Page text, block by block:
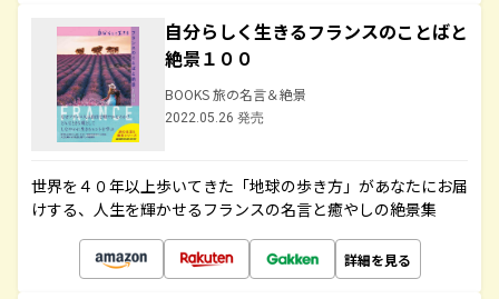
自分らしく生きるフランスのことばと
絶景１００
BOOKS 旅の名言＆絶景
2022.05.26 発売
世界を４０年以上歩いてきた「地球の歩き方」があなたにお届
けする、人生を輝かせるフランスの名言と癒やしの絶景集
詳細を見る